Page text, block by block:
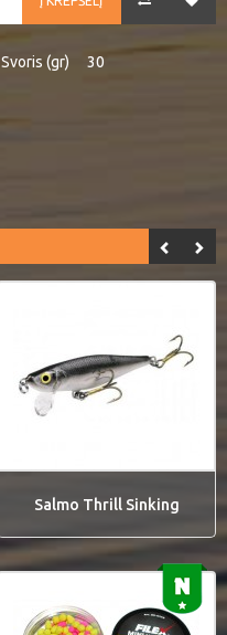
Svoris (gr) 30
Salmo Thrill Sinking